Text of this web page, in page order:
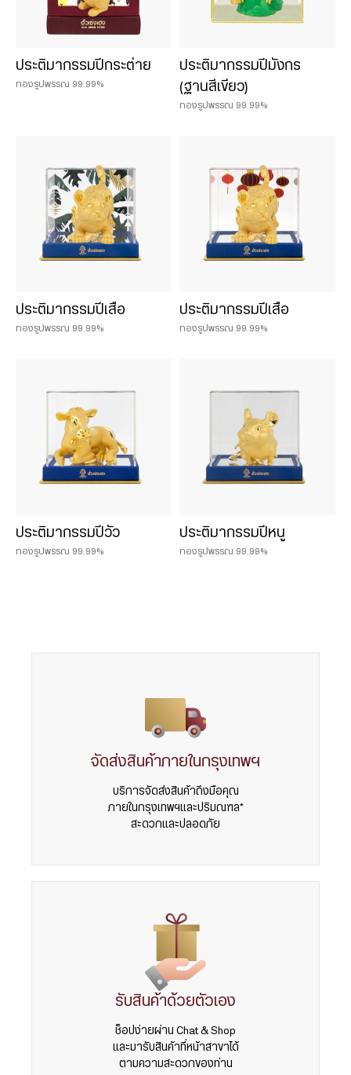
ประติมากรรมปีกระต่าย
ทองรูปพรรณ 99.99%
ประติมากรรมปีมังกร
(ฐานสีเขียว)
ทองรูปพรรณ 99.99%
ประติมากรรมปีเสือ
ทองรูปพรรณ 99.99%
ประติมากรรมปีเสือ
ทองรูปพรรณ 99.99%
ประติมากรรมปีวัว
ทองรูปพรรณ 99.99%
ประติมากรรมปีหนู
ทองรูปพรรณ 99.99%
จัดส่งสินค้าภายในกรุงเทพฯ
บริการจัดส่งสินค้าถึงมือคุณ
ภายในกรุงเทพฯและปริมณฑล*
สะดวกและปลอดภัย
รับสินค้าด้วยตัวเอง
ช็อปง่ายผ่าน Chat & Shop
และมารับสินค้าที่หน้าสาขาได้
ตามความสะดวกของท่าน